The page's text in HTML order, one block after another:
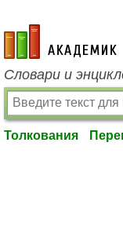
academic.ru
Словари и
Толкования